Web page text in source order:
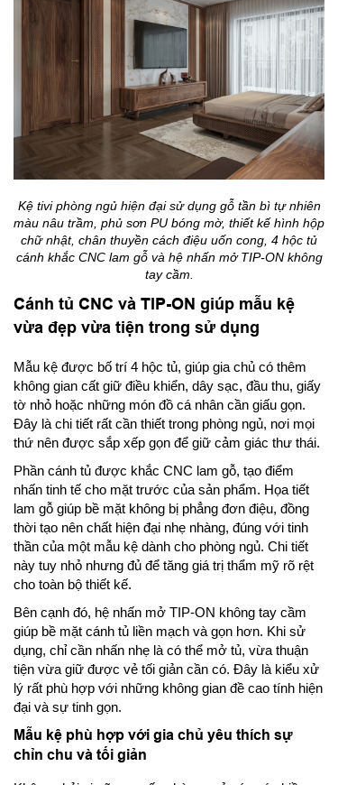
Kệ tivi phòng ngủ hiện đại sử dụng gỗ tần bì tự nhiên
màu nâu trầm, phủ sơn PU bóng mờ, thiết kế hình hộp
chữ nhật, chân thuyền cách điệu uốn cong, 4 hộc tủ
cánh khắc CNC lam gỗ và hệ nhấn mở TIP-ON không
tay cầm.
Cánh tủ CNC và TIP-ON giúp mẫu kệ
vừa đẹp vừa tiện trong sử dụng
Mẫu kệ được bố trí 4 hộc tủ, giúp gia chủ có thêm
không gian cất giữ điều khiển, dây sạc, đầu thu, giấy
tờ nhỏ hoặc những món đồ cá nhân cần giấu gọn.
Đây là chi tiết rất cần thiết trong phòng ngủ, nơi mọi
thứ nên được sắp xếp gọn để giữ cảm giác thư thái.
Phần cánh tủ được khắc CNC lam gỗ, tạo điểm
nhấn tinh tế cho mặt trước của sản phẩm. Họa tiết
lam gỗ giúp bề mặt không bị phẳng đơn điệu, đồng
thời tạo nên chất hiện đại nhẹ nhàng, đúng với tinh
thần của một mẫu kệ dành cho phòng ngủ. Chi tiết
này tuy nhỏ nhưng đủ để tăng giá trị thẩm mỹ rõ rệt
cho toàn bộ thiết kế.
Bên cạnh đó, hệ nhấn mở TIP-ON không tay cầm
giúp bề mặt cánh tủ liền mạch và gọn hơn. Khi sử
dụng, chỉ cần nhấn nhẹ là có thể mở tủ, vừa thuận
tiện vừa giữ được vẻ tối giản cần có. Đây là kiểu xử
lý rất phù hợp với những không gian đề cao tính hiện
đại và sự tinh gọn.
Mẫu kệ phù hợp với gia chủ yêu thích sự
chỉn chu và tối giản